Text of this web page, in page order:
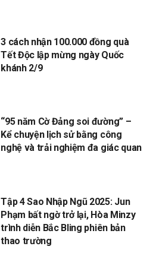
3 cách nhận 100.000 đồng quà
Tết Độc lập mừng ngày Quốc
khánh 2/9
“95 năm Cờ Đảng soi đường” –
Kể chuyện lịch sử bằng công
nghệ và trải nghiệm đa giác quan
Tập 4 Sao Nhập Ngũ 2025: Jun
Phạm bất ngờ trở lại, Hòa Minzy
trình diễn Bắc Bling phiên bản
thao trường